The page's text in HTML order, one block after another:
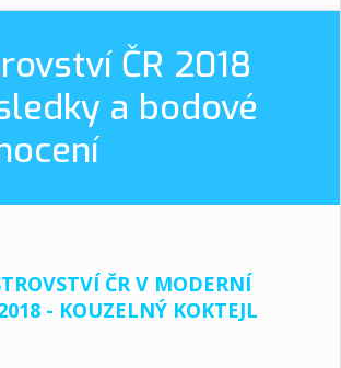
ČR 2018
a bodové
ČR V MODERNÍ
- KOUZELNÝ KOKTEJL